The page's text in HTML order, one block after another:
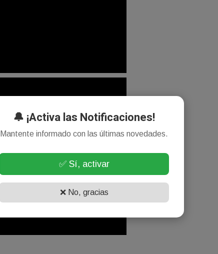
🔔 ¡Activa las Notificaciones!
Mantente informado con las últimas novedades.
✅ Sí, activar
❌ No, gracias